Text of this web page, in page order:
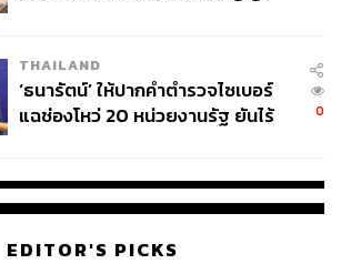
จ่ายหนี้-แอบระบุแบรนด์
THAILAND
‘ธนารัตน์’ ให้ปากคำตำรวจไซเบอร์
แฉช่องโหว่ 20 หน่วยงานรัฐ ยันไร้
0
EDITOR'S PICKS